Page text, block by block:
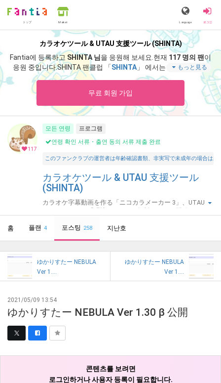
トップ Market Language 로그인
カラオケツール & UTAU 支援ツール (SHINTA)
Fantia에 등록하고 SHINTA 님을 응원해 보세요. 현재 117 명의 팬 이
응원 중입니다.SHINTA 팬클럽 「SHINTA」 에서는 「ニコカラメ
ーカー 3 Ver 13.67 更新内容ピックアップ（特典記事）
」 등 스페
もっと見る
무료 회원 가입
117
모든 연령
프로그램
연령 확인 서류・출연 동의 서류 제출 완료
このファンクラブの運営者は年齢確認書類、非実写で未成年の場合は
カラオケツール & UTAU 支援ツール
(SHINTA)
カラオケ字幕動画を作る「ニコカラメーカー 3」、UTAU お
홈
플랜 4 포스팅 258 지난호
ゆかりすたー NEBULA
Ver 1....
ゆかりすたー NEBULA
Ver 1....
2021/05/09 13:54
ゆかりすたー NEBULA Ver 1.30 β 公開
콘텐츠를 보려면
로그인하거나 사용자 등록이 필요합니다.